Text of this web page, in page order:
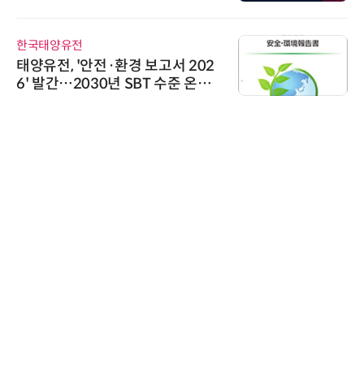
한국태양유전
태양유전, '안전·환경 보고서 202
6' 발간…2030년 SBT 수준 온실